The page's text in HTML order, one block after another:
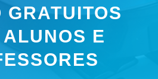
GRATUITOS
E